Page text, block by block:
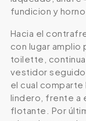
fundicion y
Hacia el
con lugar amplio
toilette,
vestidor
el cual
lindero, frente a
flotante. Por